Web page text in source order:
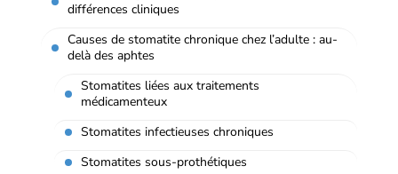
différences cliniques
Causes de stomatite chronique chez l’adulte : au-
delà des aphtes
Stomatites liées aux traitements
médicamenteux
Stomatites infectieuses chroniques
Stomatites sous-prothétiques